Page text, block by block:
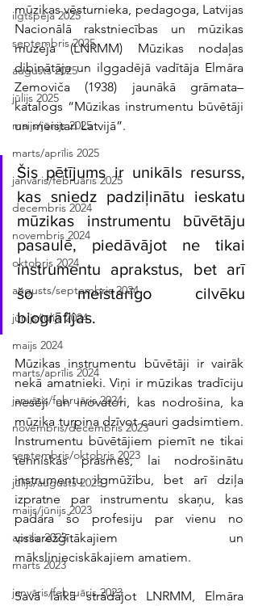
ilgtspēja 2025
septembris 2025
augusts 2025
jūlijs 2025
maijs/jūnijs 2025
marts/aprīlis 2025
janvāris/februāris 2025
decembris 2024
novembris 2024
oktobris 2024
augusts/septembris 2024
jūnijs/jūlijs 2024
maijs 2024
marts/aprīlis 2024
janvāris/februāris 2024
novembris/decembris 2023
septembris/oktobris 2023
jūlijs/augusts 2023
maijs/jūnijs 2023
aprīlis 2023
marts 2023
janvāris/februāris 2023
mūzikas vēsturnieka, pedagoga, Latvijas
Nacionālā rakstniecības un mūzikas
muzeja (LNRMM) Mūzikas nodaļas
dibinātāja un ilggadējā vadītāja Elmāra
Zemoviča (1938) jaunākā grāmata–
katalogs “Mūzikas instrumentu būvētāji
un meistari Latvijā”.
Šis pētījums ir unikāls resurss,
kas sniedz padziļinātu ieskatu
mūzikas instrumentu būvētāju
pasaulē, piedāvājot ne tikai
instrumentu aprakstus, bet arī
šo meistarīgo cilvēku
biogrāfijas.
Mūzikas instrumentu būvētāji ir vairāk
nekā amatnieki. Viņi ir mūzikas tradīciju
nesēji un inovatori, kas nodrošina, ka
mūzika turpina dzīvot cauri gadsimtiem.
Instrumentu būvētājiem piemīt ne tikai
tehniskās prasmes, lai nodrošinātu
instrumentu ilgmūžību, bet arī dziļa
izpratne par instrumentu skaņu, kas
padara šo profesiju par vienu no
vissarežģītākajiem un
mākslinieciskākajiem amatiem.
Savā laikā strādājot LNRMM, Elmāra